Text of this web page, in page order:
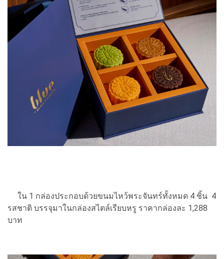
ใน 1 กล่องประกอบด้วยขนมไหว้พระจันทร์ทั้งหมด 4 ชิ้น 4
รสชาติ บรรจุมาในกล่องสไตล์เรียบหรู ราคากล่องละ 1,288
บาท